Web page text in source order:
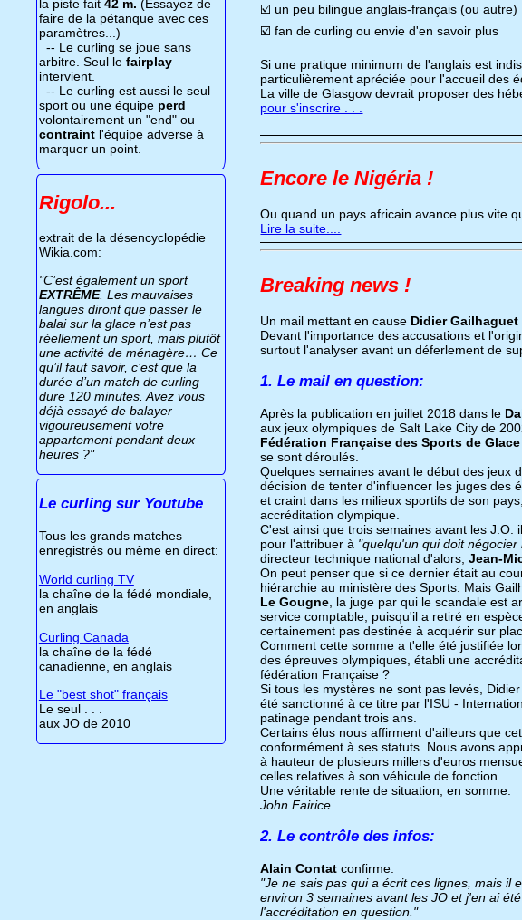
la piste fait 42 m. (Essayez de
faire de la pétanque avec ces
paramètres...)
-- Le curling se joue sans
arbitre. Seul le fairplay
intervient.
-- Le curling est aussi le seul
sport ou une équipe perd
volontairement un "end" ou
contraintl'équipe adverse à
marquer un point.
Rigolo...
extrait de la désencyclopédie
Wikia.com:
"C’est également un sport
EXTRÊME. Les mauvaises
langues diront que passer le
balai sur la glace n’est pas
réellement un sport, mais plutôt
une activité de ménagère… Ce
qu’il faut savoir, c’est que la
durée d’un match de curling
dure 120 minutes. Avez vous
déjà essayé de balayer
vigoureusement votre
appartement pendant deux
heures ?"
Le curling sur Youtube
Tous les grands matches
enregistrés ou même en direct:
World curling TV
la chaîne de la fédé mondiale,
en anglais
Curling Canada
la chaîne de la fédé
canadienne, en anglais
Le "best shot" français
Le seul . . .
aux JO de 2010
☑️ un peu bilingue anglais-français (ou autre)
☑️ fan de curling ou envie d'en savoir plus
Si une pratique minimum de l'anglais est
particulièrement apréciée pour l'accueil des
La ville de Glasgow devrait proposer des
pour s'inscrire . . .
Encore le Nigéria !
Ou quand un pays africain avance plus vite
Lire la suite....
Breaking news !
Un mail mettant en cause Didier Gailhaguet
Devant l'importance des accusations et
surtout l'analyser avant un déferlement de
1. Le mail en question:
Après la publication en juillet 2018 dans le
aux jeux olympiques de Salt Lake City de
Fédération Française des Sports de Glace
se sont déroulés.
Quelques semaines avant le début des jeux
décision de tenter d'influencer les juges des
et craint dans les milieux sportifs de son
accréditation olympique.
C'est ainsi que trois semaines avant les
pour l'attribuer à "quelqu'un qui doit
directeur technique national d'alors,Jean-
On peut penser que si ce dernier était au
hiérarchie au ministère des Sports. Mais
Le Gougne , la juge par qui le scandale est
service comptable, puisqu'il a retiré en
certainement pas destinée à acquérir sur
Comment cette somme a t'elle été justifiée
des épreuves olympiques, établi une
fédération Française ?
Si tous les mystères ne sont pas levés,
été sanctionné à ce titre par l'ISU -
patinage pendant trois ans.
Certains élus nous affirment d'ailleurs que
conformément à ses statuts. Nous avons
à hauteur de plusieurs millers d'euros
celles relatives à son véhicule de fonction.
Une véritable rente de situation, en somme.
John Fairice
2. Le contrôle des infos:
Alain Contat confirme:
"Je ne sais pas qui a écrit ces lignes, mais il
environ 3 semaines avant les JO et j'en ai
l'accréditation en question."